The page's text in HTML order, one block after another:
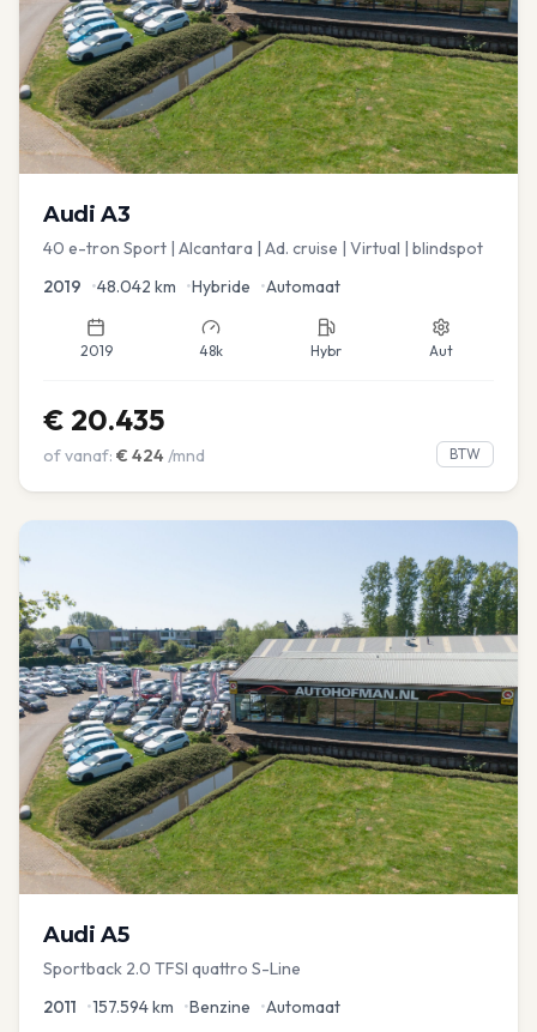
Audi A3
40 e-tron Sport | Alcantara | Ad. cruise | Virtual | blindspot
2019 •48.042 km •Hybride •Automaat
2019 48k Hybr Aut
€ 20.435
of vanaf: € 424 /mnd BTW
Audi A5
Sportback 2.0 TFSI quattro S-Line
2011 •157.594km •Benzine •Automaat